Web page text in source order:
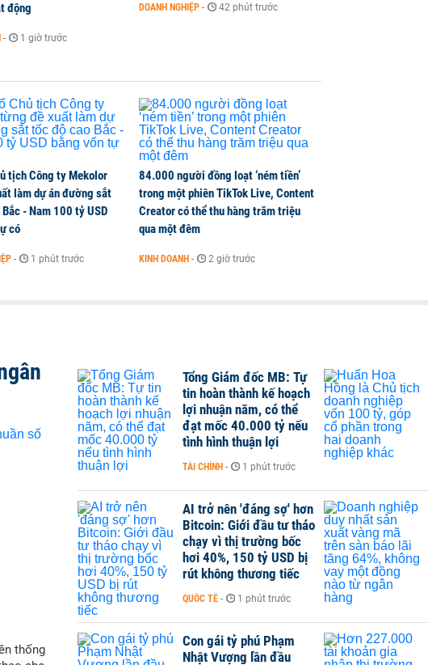
chứng khoán trong tháng 7 biến động
số
động
- 1 giờ trước
DOANH NGHIỆP - 42 phút trước
tịch Công ty Mekolor
làm dự án đường sắt
- Nam 100 tỷ USD
có
- 1 phút trước
84.000 người đồng loạt ‘ném tiền’
trong một phiên TikTok Live, Content
Creator có thể thu hàng trăm triệu
qua một đêm
KINH DOANH - 2 giờ trước
thống
Tổng Giám đốc MB: Tự
tin hoàn thành kế hoạch
lợi nhuận năm, có thể
đạt mốc 40.000 tỷ nếu
tình hình thuận lợi
TÀI CHÍNH - 1 phút trước
AI trở nên 'đáng sợ' hơn
Bitcoin: Giới đầu tư tháo
chạy vì thị trường bốc
hơi 40%, 150 tỷ USD bị
rút không thương tiếc
QUỐC TẾ - 1 phút trước
Con gái tỷ phú Phạm
Nhật Vượng lần đầu